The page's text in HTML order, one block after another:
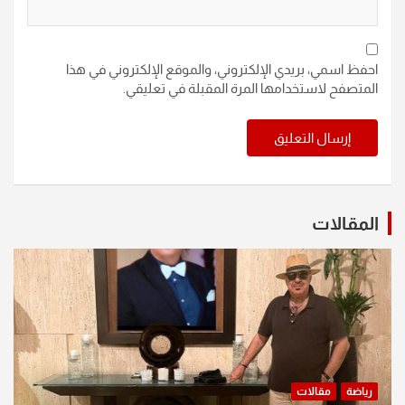
احفظ اسمي، بريدي الإلكتروني، والموقع الإلكتروني في هذا
المتصفح لاستخدامها المرة المقبلة في تعليقي.
المقالات
رياضة مقالات